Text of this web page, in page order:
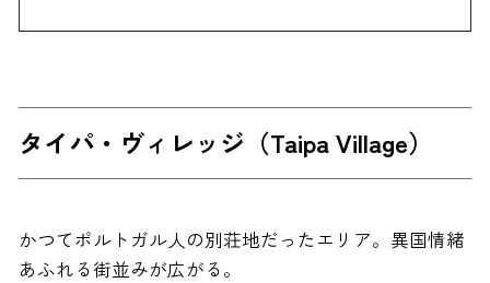
タイパ・ヴィレッジ（Taipa Village）
かつてポルトガル人の別荘地だったエリア。異国情緒
あふれる街並みが広がる。